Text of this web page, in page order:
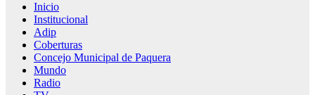
Inicio
Institucional
Adip
Coberturas
Concejo Municipal de Paquera
Mundo
Radio